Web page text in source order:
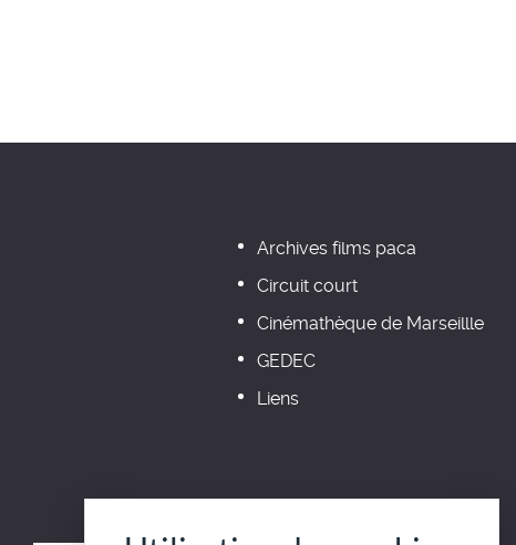
Archives films paca
Circuit court
Cinémathèque de Marseillle
GEDEC
Liens